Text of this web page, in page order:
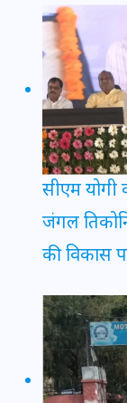
सीएम योगी
जंगल
की विकास